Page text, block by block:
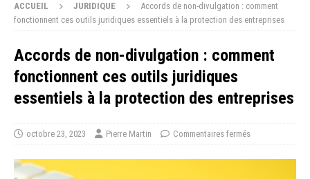
ACCUEIL JURIDIQUE
Accords de non-divulgation : comment
fonctionnent ces outils juridiques essentiels à la protection des entreprises
Accords de non-divulgation : comment
fonctionnent ces outils juridiques
essentiels à la protection des entreprises
octobre 23, 2023 Pierre Martin Commentaires fermés